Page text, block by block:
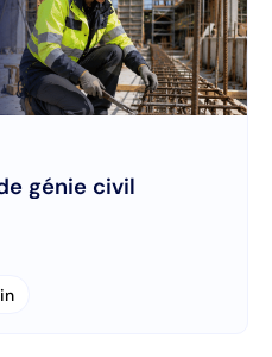
génie civil